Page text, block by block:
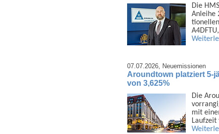
Die
Anleihe
07.07.2026, Neuemissionen
Aroundtown platziert 5-
von 3,625%
Die
mit
Laufzeit